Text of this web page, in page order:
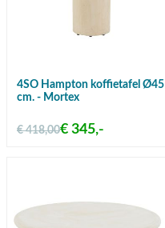
4SO Hampton koffietafel Ø45
cm. - Mortex
€ 418,00€ 345,-